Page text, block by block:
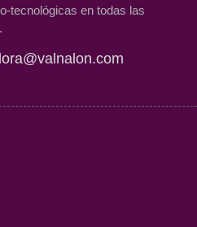
tecnológicas en todas las